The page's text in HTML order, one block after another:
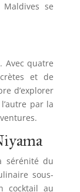
se
Avec quatre
et de
d’explorer
par la
sérénité du
sous-
cocktail au